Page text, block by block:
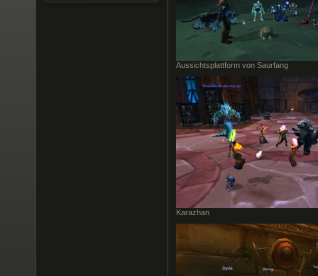
Aussichtsplattform von Saurfang
Karazhan